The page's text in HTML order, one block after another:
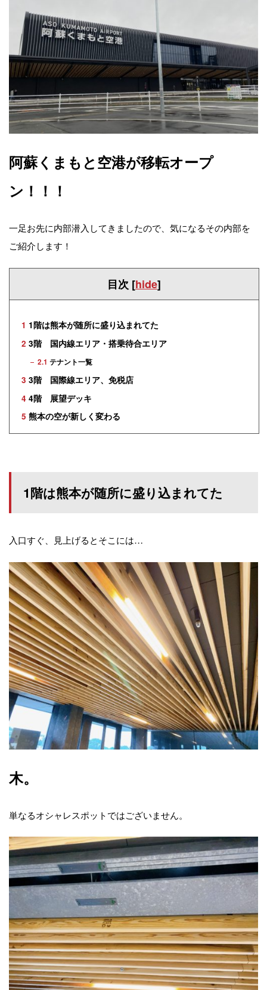
阿蘇くまもと空港が移転オープ
ン！！！
一足お先に内部潜入してきましたので、気になるその内部を
ご紹介します！
目次 [hide]
1 1階は熊本が随所に盛り込まれてた
2 3階 国内線エリア・搭乗待合エリア
2.1 テナント一覧
3 3階 国際線エリア、免税店
4 4階 展望デッキ
5 熊本の空が新しく変わる
1階は熊本が随所に盛り込まれてた
入口すぐ、見上げるとそこには…
木。
単なるオシャレスポットではございません。